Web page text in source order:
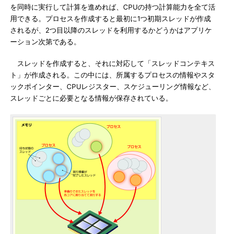
を同時に実行して計算を進めれば、CPUの持つ計算能力を全て活
用できる。プロセスを作成すると最初に1つ初期スレッドが作成
されるが、2つ目以降のスレッドを利用するかどうかはアプリケ
ーション次第である。
スレッドを作成すると、それに対応して「スレッドコンテキス
ト」が作成される。この中には、所属するプロセスの情報やスタ
ックポインター、CPUレジスター、スケジューリング情報など、
スレッドごとに必要となる情報が保存されている。